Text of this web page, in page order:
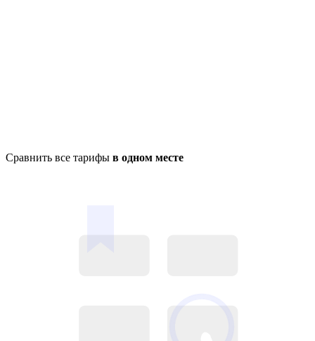
Сравнить все тарифы в одном месте